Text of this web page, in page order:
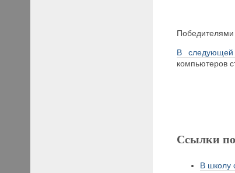
Победителями
В следующей
компьютеров
Ссылки
В школу